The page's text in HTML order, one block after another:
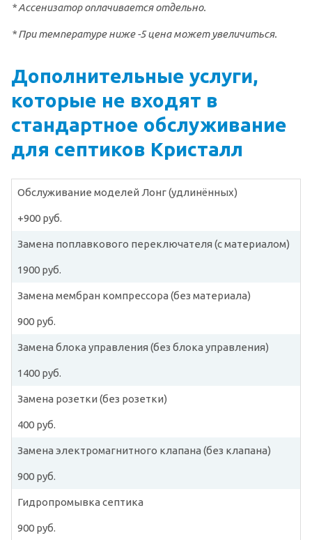
* Ассенизатор оплачивается отдельно.
* При температуре ниже -5 цена может увеличиться.
Дополнительные услуги,
которые не входят в
стандартное обслуживание
для септиков Кристалл
Обслуживание моделей Лонг (удлинённых)
+900 руб.
Замена поплавкового переключателя (с материалом)
1900 руб.
Замена мембран компрессора (без материала)
900 руб.
Замена блока управления (без блока управления)
1400 руб.
Замена розетки (без розетки)
400 руб.
Замена электромагнитного клапана (без клапана)
900 руб.
Гидропромывка септика
900 руб.